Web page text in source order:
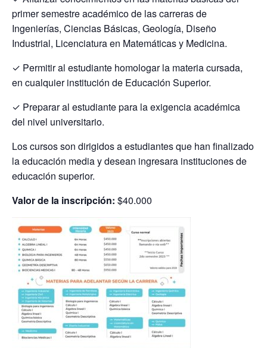
primer semestre académico de las carreras de
Ingenierías, Ciencias Básicas, Geología, Diseño
Industrial, Licenciatura en Matemáticas y Medicina.
✓ Permitir al estudiante homologar la materia cursada,
en cualquier institución de Educación Superior.
✓ Preparar al estudiante para la exigencia académica
del nivel universitario.
Los cursos son dirigidos a estudiantes que han finalizado
la educación media y desean ingresara instituciones de
educación superior.
Valor de la inscripción: $40.000